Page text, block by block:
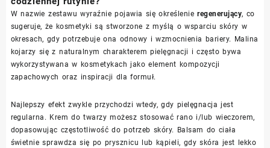
W nazwie zestawu wyraźnie pojawia się określenieregenerujący, co
sugeruje, że kosmetyki są stworzone z myślą o wsparciu skóry w
okresach, gdy potrzebuje ona odnowy i wzmocnienia bariery. Malina
kojarzy się z naturalnym charakterem pielęgnacji i często bywa
wykorzystywana w kosmetykach jako element kompozycji
zapachowych oraz inspiracji dla formuł.
Najlepszy efekt zwykle przychodzi wtedy, gdy pielęgnacja jest
regularna. Krem do twarzy możesz stosować rano i/lub wieczorem,
dopasowując częstotliwość do potrzeb skóry. Balsam do ciała
świetnie sprawdza się po prysznicu lub kąpieli, gdy skóra jest lekko